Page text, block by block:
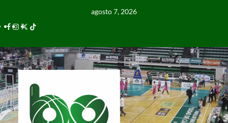
agosto 7, 2026